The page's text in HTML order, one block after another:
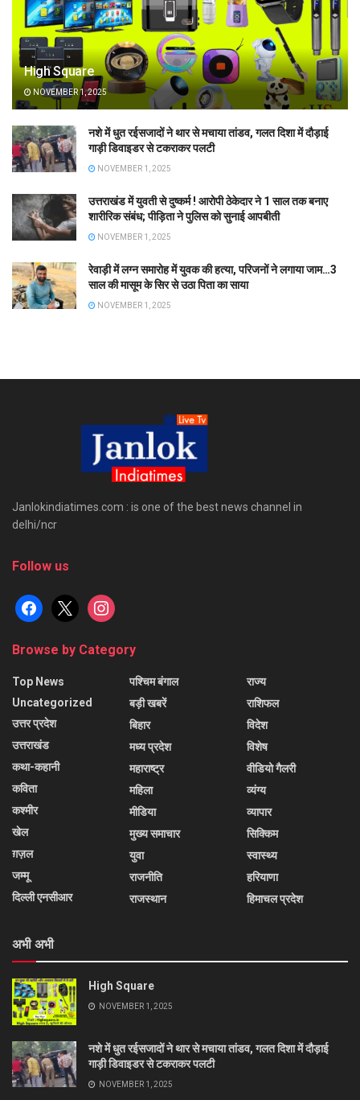
High Square
NOVEMBER 1, 2025
नशे में धुत रईसजादों ने थार से मचाया तांडव, गलत दिशा में दौड़ाई
गाड़ी डिवाइडर से टकराकर पलटी
NOVEMBER 1, 2025
उत्तराखंड में युवती से दुष्कर्म ! आरोपी ठेकेदार ने 1 साल तक बनाए
शारीरिक संबंध; पीड़िता ने पुलिस को सुनाई आपबीती
NOVEMBER 1, 2025
रेवाड़ी में लग्न समारोह में युवक की हत्या, परिजनों ने लगाया जाम…3
साल की मासूम के सिर से उठा पिता का साया
NOVEMBER 1, 2025
Janlokindiatimes.com : is one of the best news channel in
delhi/ncr
Follow us
facebook
x instagram
Browse by Category
Top News
Uncategorized
उत्तर प्रदेश
उत्तराखंड
कथा-कहानी
कविता
कश्मीर
खेल
ग़ज़ल
जम्मू
दिल्ली एनसीआर
पश्चिम बंगाल
बड़ी खबरें
बिहार
मध्य प्रदेश
महाराष्ट्र
महिला
मीडिया
मुख्य समाचार
युवा
राजनीति
राजस्थान
राज्य
राशिफल
विदेश
विशेष
वीडियो गैलरी
व्यंग्य
व्यापार
सिक्किम
स्वास्थ्य
हरियाणा
हिमाचल प्रदेश
अभी अभी
High Square
NOVEMBER 1, 2025
नशे में धुत रईसजादों ने थार से मचाया तांडव, गलत दिशा में दौड़ाई
गाड़ी डिवाइडर से टकराकर पलटी
NOVEMBER 1, 2025